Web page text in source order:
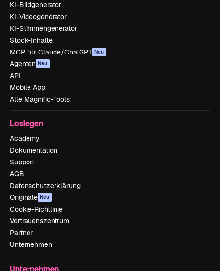
KI-Bildgenerator
KI-Videogenerator
KI-Stimmengenerator
Stock-Inhalte
MCP für Claude/ChatGPT Neu
Agenten Neu
API
Mobile App
Alle Magnific-Tools
Loslegen
Academy
Dokumentation
Support
AGB
Datenschutzerklärung
Originale Neu
Cookie-Richtlinie
Vertrauenszentrum
Partner
Unternehmen
Unternehmen